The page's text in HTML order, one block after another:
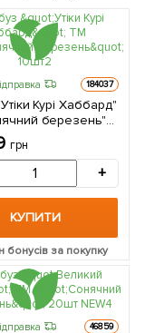
184037
Курі Хаббард"
березень"
грн
+
КУПИТИ
бонусів за покупку
46859